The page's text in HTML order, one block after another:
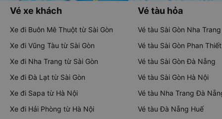
Vé xe khách
Xe đi Buôn Mê Thuột từ Sài Gòn
Xe đi Vũng Tàu từ Sài Gòn
Xe đi Nha Trang từ Sài Gòn
Xe đi Đà Lạt từ Sài Gòn
Xe đi Sapa từ Hà Nội
Xe đi Hải Phòng từ Hà Nội
Vé tàu hỏa
Vé tàu Sài Gòn Nha Trang
Vé tàu Sài Gòn Phan Thiết
Vé tàu Sài Gòn Đà Nẵng
Vé tàu Sài Gòn Hà Nội
Vé tàu Nha Trang Đà
Vé tàu Đà Nẵng Huế